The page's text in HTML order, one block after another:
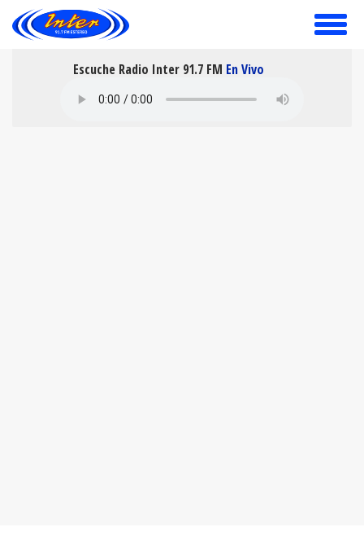
toggle
Escuche Radio Inter 91.7 FM En Vivo